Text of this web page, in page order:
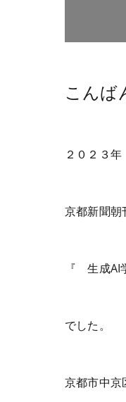
こんば
２０２３
京都新聞朝
『 生成AI
でした。
京都市中